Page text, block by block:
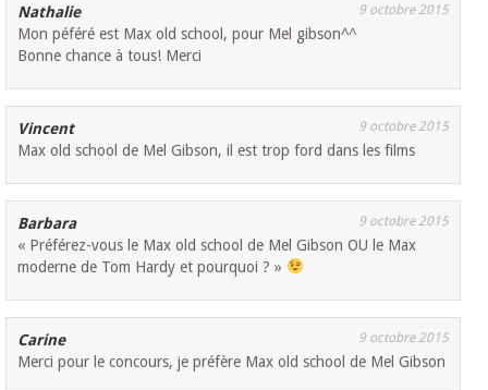
Nathalie 9 octobre 2015
Mon péféré est Max old school, pour Mel gibson^^
Bonne chance à tous! Merci
Vincent 9 octobre 2015
Max old school de Mel Gibson, il est trop ford dans les films
Barbara 9 octobre 2015
« Préférez-vous le Max old school de Mel Gibson OU le Max
moderne de Tom Hardy et pourquoi ? »
Carine 9 octobre 2015
Merci pour le concours, je préfère Max old school de Mel Gibson